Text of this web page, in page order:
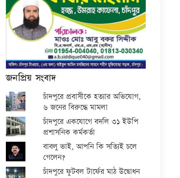
জনপ্রিয় সংবাদ
চাঁদপুরে প্রবাসীকে হত্যার অভিযোগ,
৬ জনের বিরুদ্ধে মামলা
চাঁদপুরে একযোগে বদলি ৩১ ইউপি
প্রশাসনিক কর্মকর্তা
বাবলু ভাই, আপনি কি সত্যিই চলে
গেলেন?
চাঁদপুরে ফুটবল টার্ফের মাঠ উদ্বোধন